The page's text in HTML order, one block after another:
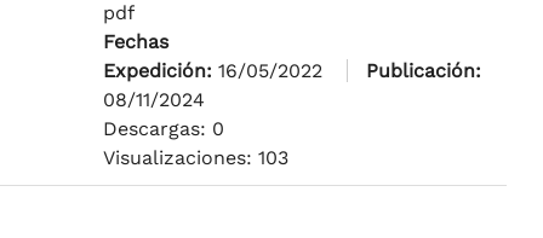
pdf
Fechas
Expedición: 16/05/2022
Publicación:
08/11/2024
Descargas: 0
Visualizaciones: 103